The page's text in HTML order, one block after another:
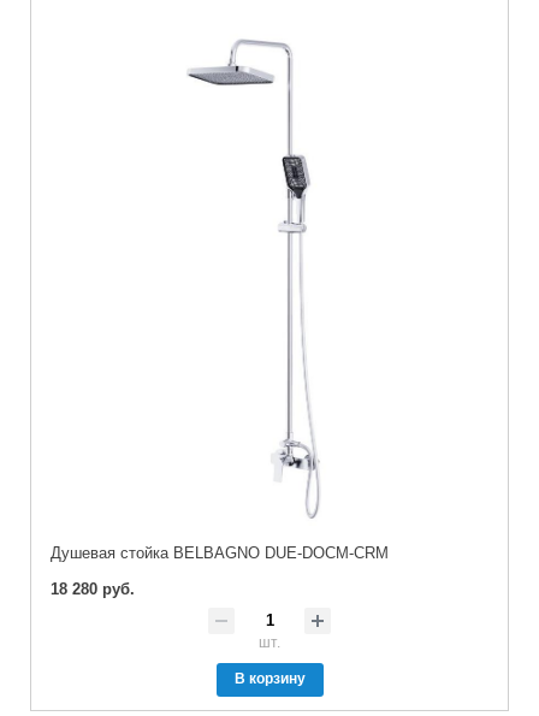
Душевая стойка BELBAGNO DUE-DOCM-CRM
18 280 руб.
шт.
В корзину